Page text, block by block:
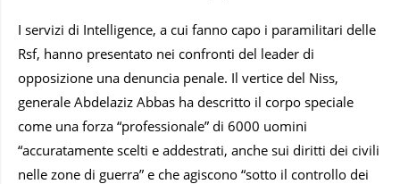
I servizi di Intelligence, a cui fanno capo i paramilitari delle
Rsf, hanno presentato nei confronti del leader di
opposizione una denuncia penale. Il vertice del Niss,
generale Abdelaziz Abbas ha descritto il corpo speciale
come una forza “professionale” di 6000 uomini
“accuratamente scelti e addestrati, anche sui diritti dei civili
nelle zone di guerra” e che agiscono “sotto il controllo dei